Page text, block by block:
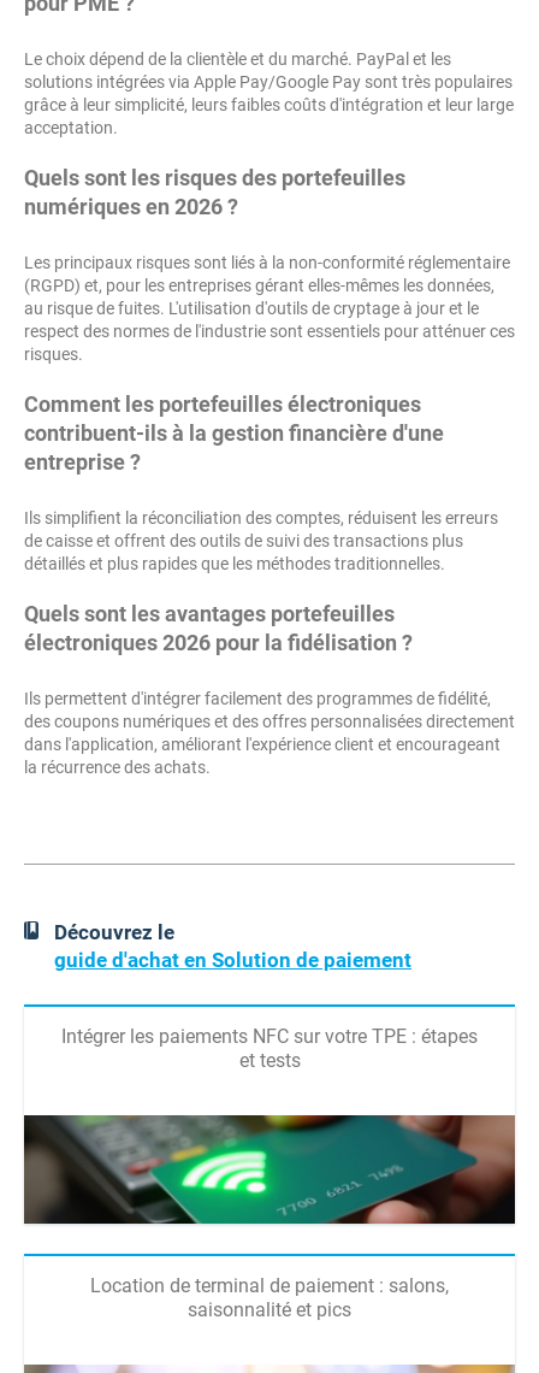
Le choix dépend de la clientèle et du marché. PayPal et les
solutions intégrées via Apple Pay/Google Pay sont très populaires
grâce à leur simplicité, leurs faibles coûts d'intégration et leur large
acceptation.
Quels sont les risques des portefeuilles
numériques en 2026 ?
Les principaux risques sont liés à la non-conformité réglementaire
(RGPD) et, pour les entreprises gérant elles-mêmes les données,
au risque de fuites. L'utilisation d'outils de cryptage à jour et le
respect des normes de l'industrie sont essentiels pour atténuer ces
risques.
Comment les portefeuilles électroniques
contribuent-ils à la gestion financière d'une
entreprise ?
Ils simplifient la réconciliation des comptes, réduisent les erreurs
de caisse et offrent des outils de suivi des transactions plus
détaillés et plus rapides que les méthodes traditionnelles.
Quels sont les avantages portefeuilles
électroniques 2026 pour la fidélisation ?
Ils permettent d'intégrer facilement des programmes de fidélité,
des coupons numériques et des offres personnalisées directement
dans l'application, améliorant l'expérience client et encourageant
la récurrence des achats.
Découvrez le
guide d'achat en Solution de paiement
Intégrer les paiements NFC sur votre TPE : étapes
et tests
Location de terminal de paiement : salons,
saisonnalité et pics